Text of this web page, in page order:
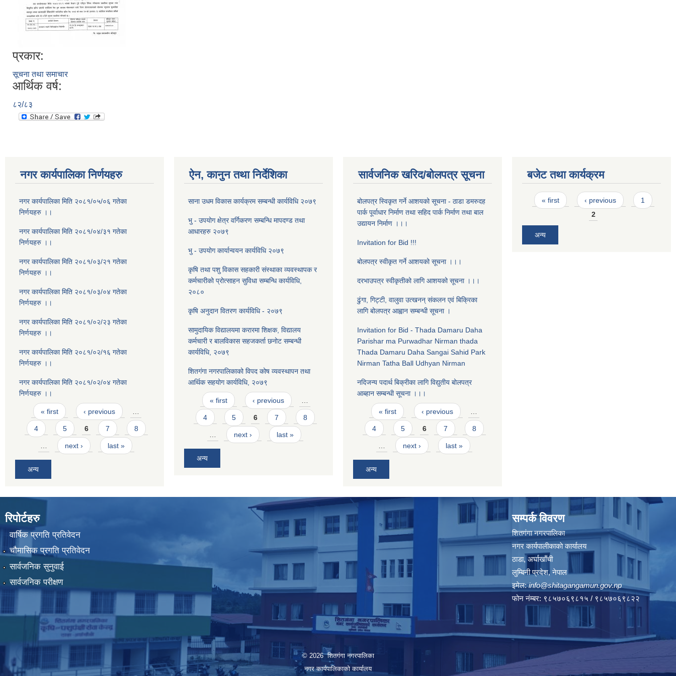
प्रकार:
सूचना तथा समाचार
आर्थिक वर्ष:
८२/८३
नगर कार्यपालिका निर्णयहरु
नगर कार्यपालिका मिति २०८१/०५/०६ गतेका
निर्णयहरु ।।
नगर कार्यपालिका मिति २०८१/०४/३१ गतेका
निर्णयहरु ।।
नगर कार्यपालिका मिति २०८१/०३/२१ गतेका
निर्णयहरु ।।
नगर कार्यपालिका मिति २०८१/०३/०४ गतेका
निर्णयहरु ।।
नगर कार्यपालिका मिति २०८१/०२/२३ गतेका
निर्णयहरु ।।
नगर कार्यपालिका मिति २०८१/०२/१६ गतेका
निर्णयहरु ।।
नगर कार्यपालिका मिति २०८१/०२/०४ गतेका
निर्णयहरु ।।
Pages
« first ‹ previous
4 5 6 7 8
next › last »
अन्य
ऐन, कानुन तथा निर्देशिका
साना उधम विकास कार्यक्रम सम्बन्धी कार्यविधि २०७९
भु - उपयोग क्षेत्र वर्गिकरण सम्बन्धि मापदण्ड तथा
आधारहरु २०७९
भु - उपयोग कार्यान्वयन कार्यविधि २०७९
कृषि तथा पशु विकास सहकारी संस्थाका व्यवस्थापक र
कर्मचारीको प्रोत्साहन सुविधा सम्बन्धि कार्यविधि,
२०८०
कृषि अनुदान वितरण कार्यविधि - २०७९
सामुदायिक विद्यालयमा करारमा शिक्षक, विद्यालय
कर्मचारी र बालविकास सहजकर्ता छनोट सम्बन्धी
कार्यविधि, २०७९
शितगंगा नगरपालिकाको विपद कोष व्यवस्थापन तथा
आर्थिक सहयोग कार्यविधि, २०७९
Pages
« first ‹ previous
4 5 6 7 8
next › last »
अन्य
सार्वजनिक खरिद/बोलपत्र सूचना
बोलपत्र स्विकृत गर्ने आशयको सूचना - ठाडा डमरुदह
पार्क पूर्वाधार निर्माण तथा सहिद पार्क निर्माण तथा बाल
उद्यायन निर्माण ।।।
Invitation for Bid !!!
बोलपत्र स्वीकृत गर्ने आशयको सूचना ।।।
दरभाउपत्र स्वीकृतीको लागि आशयको सूचना ।।।
ढुंगा, गिट्टी, वालुवा उत्खनन् संकलन एव‌ं बिक्रिका
लागि बोलपत्र आह्वान सम्बन्धी सूचना ।
Invitation for Bid - Thada Damaru Daha
Parishar ma Purwadhar Nirman thada
Thada Damaru Daha Sangai Sahid Park
Nirman Tatha Ball Udhyan Nirman
नदिजन्य पदार्थ बिक्रीका लागि विद्युतीय बोलपत्र
आब्हान सम्बन्धी सूचना ।।।
Pages
« first ‹ previous
4 5 6 7 8
next › last »
अन्य
बजेट तथा कार्यक्रम
Pages
« first ‹ previous
1
2
अन्य
रिपोर्टहरु
वार्षिक प्रगति प्रतिवेदन
चौमासिक प्रगति प्रतिवेदन
सार्वजनिक सुनुवाई
सार्वजनिक परीक्षण
सम्पर्क विवरण
शितगंगा नगरपालिका
नगर कार्यपालीकाकाे कार्यालय
ठाडा, अर्घाखाँची
लुम्बिनी प्रदेश, नेपाल
इमेल:info@shitagangamun.gov.np
फोन नंम्बर: ९८५७०६९८१५ / ९८५७०६९८२२
© 2026 शितगंगा नगरपालिका
नगर कार्यपालिकाकाे कार्यालय